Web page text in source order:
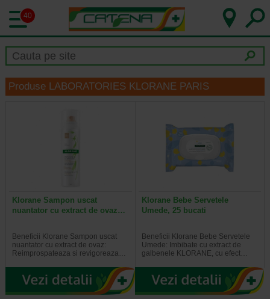
40
Produse LABORATORIES KLORANE PARIS
Klorane Sampon uscat
nuantator cu extract de ovaz…
Beneficii Klorane Sampon uscat
nuantator cu extract de ovaz:
Reimprospateaza si revigoreaza…
Klorane Bebe Servetele
Umede, 25 bucati
Beneficii Klorane Bebe Servetele
Umede: Imbibate cu extract de
galbenele KLORANE, cu efect…